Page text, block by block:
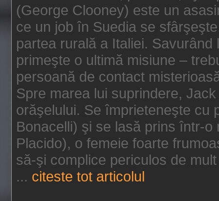
(George Clooney) este un
ce un job în Suedia se
partea rurală a Italiei.
primeşte o ultimă misiune –
persoană de contact
Spre marea lui suprindere,
orăşelului. Se împrieteneşte cu
Bonacelli) şi se lasă prins într-
Placido), o femeie foarte
să-şi complice periculos de
... citeste tot articolul